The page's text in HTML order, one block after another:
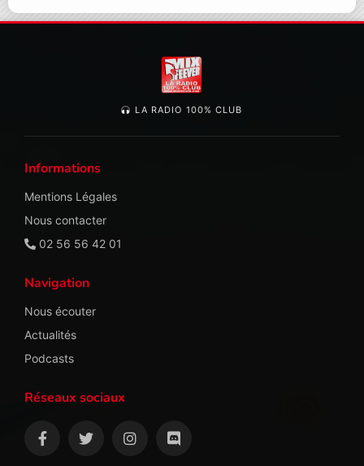
LA RADIO 100% CLUB
Informations
Mentions Légales
Nous contacter
02 56 56 42 01
Navigation
Nous écouter
Actualités
Podcasts
Réseaux sociaux